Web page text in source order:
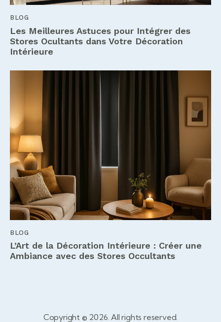
BLOG
Les Meilleures Astuces pour Intégrer des
Stores Ocultants dans Votre Décoration
Intérieure
BLOG
L’Art de la Décoration Intérieure : Créer une
Ambiance avec des Stores Occultants
Copyright © 2026. All rights reserved.